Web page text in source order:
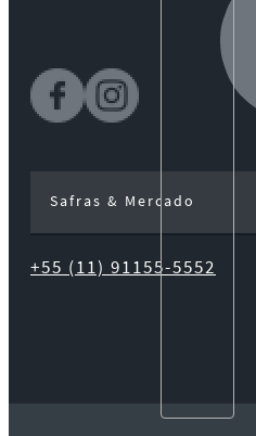
Safras & Mercado
+55 (11) 91155-5552